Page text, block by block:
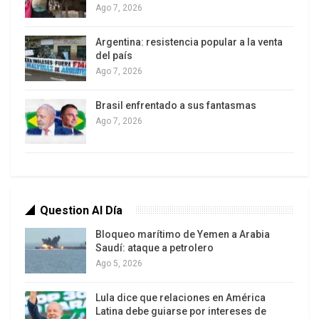
Qom, Irán.
Los residentes que filmaban Fordow desde la
distancia tampoco detectaron humo ni fuego. Los
informes procedentes de Qom, la ciudad más
cercana a la instalación nuclear, observaban un
funcionamiento normal de la ciudad, con gente
Ago 7, 2026
Argentina: resistencia popular a la venta
del país
Ago 7, 2026
Brasil enfrentado a sus fantasmas
Ago 7, 2026
Question Al Día
Bloqueo marítimo de Yemen a Arabia
Saudí: ataque a petrolero
Ago 5, 2026
Lula dice que relaciones en América
Latina debe guiarse por intereses de